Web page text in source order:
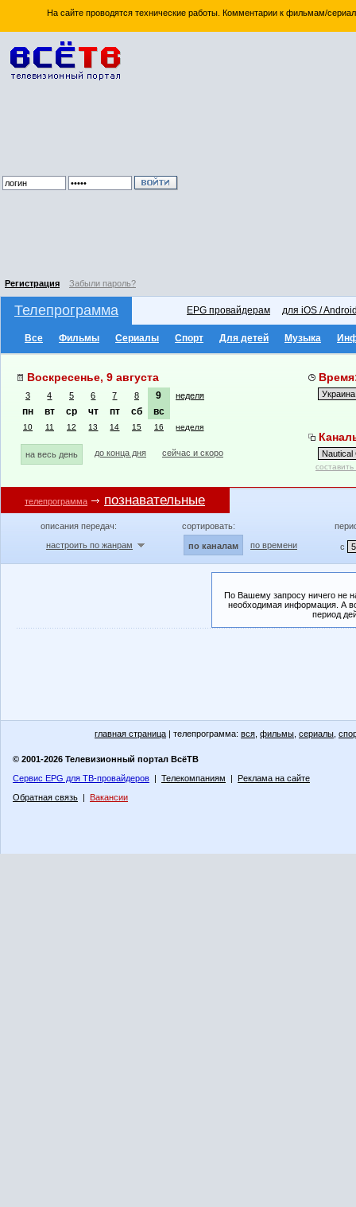
На сайте проводятся технические работы. Комментарии к фильмам/
Регистрация Забыли пароль?
Телепрограмма EPG провайдерам для iOS /
Все Фильмы Сериалы Спорт Для детей Музыка
Воскресенье, 9 августа
3 4 5 6 7 8 9 неделя
пн вт ср чт пт сб вс
10 11 12 13 14 15 16 неделя
на весь день до конца дня сейчас и скоро
телепрограмма познавательные
описания передач:
настроить по жанрам
сортировать:
по каналам по времени с
По Вашему запросу ничего не
необходимая информация. А
период
главная страница | телепрограмма: вся фильмы сериалы
© 2001-2026 Телевизионный портал ВсёТВ
Сервис EPG для ТВ-провайдеров | Телекомпаниям | Реклама на сайте
Обратная связь | Вакансии